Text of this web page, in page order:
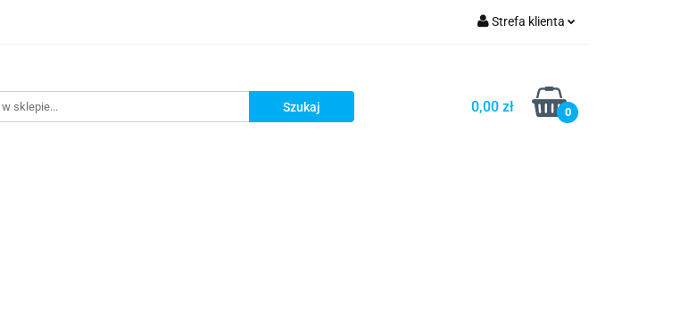
Strefa klienta
Zarejestruj się
Dodaj zgłoszenie
0,00 zł 0
Dla kobiet Cross i enduro Rowerowe